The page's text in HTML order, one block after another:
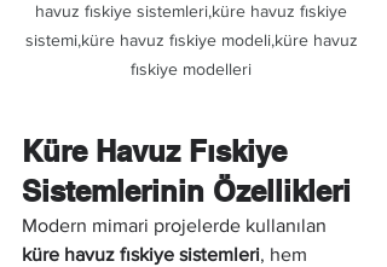
havuz fıskiye sistemleri,küre havuz fıskiye
sistemi,küre havuz fıskiye modeli,küre havuz
fıskiye modelleri
Küre Havuz Fıskiye
Sistemlerinin Özellikleri
Modern mimari projelerde kullanılan
küre havuz fıskiye sistemleri, hem